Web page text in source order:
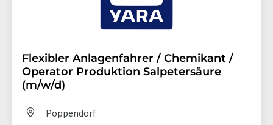
Flexibler Anlagenfahrer / Chemikant /
Operator Produktion Salpetersäure
(m/w/d)
Poppendorf